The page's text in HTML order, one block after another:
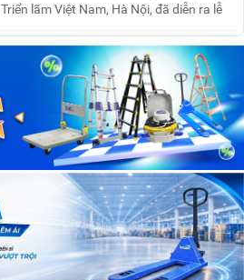
Triển lãm Việt Nam, Hà Nội, đã diễn ra lễ
khai mạc “Triể....